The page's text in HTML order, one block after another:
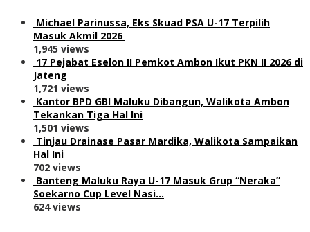
Michael Parinussa, Eks Skuad PSA U-17 Terpilih
Masuk Akmil 2026
1,945 views
17 Pejabat Eselon II Pemkot Ambon Ikut PKN II 2026 di
Jateng
1,721 views
Kantor BPD GBI Maluku Dibangun, Walikota Ambon
Tekankan Tiga Hal Ini
1,501 views
Tinjau Drainase Pasar Mardika, Walikota Sampaikan
Hal Ini
702 views
Banteng Maluku Raya U-17 Masuk Grup “Neraka”
Soekarno Cup Level Nasi…
624 views